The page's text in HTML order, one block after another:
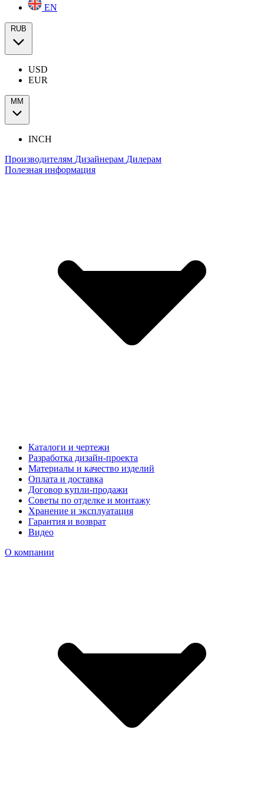
EN
RUB
USD
EUR
ММ
INCH
Производителям Дизайнерам Дилерам
Полезная информация
Каталоги и чертежи
Разработка дизайн-проекта
Материалы и качество изделий
Оплата и доставка
Договор купли-продажи
Советы по отделке и монтажу
Хранение и эксплуатация
Гарантия и возврат
Видео
О компании